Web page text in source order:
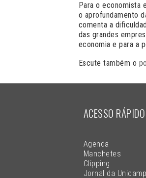
Para o economista
o aprofundamento
comenta a
das grandes
economia e para a
Escute também o
ACESSO RÁPIDO
Agenda
Manchetes
Clipping
Jornal da Unicamp